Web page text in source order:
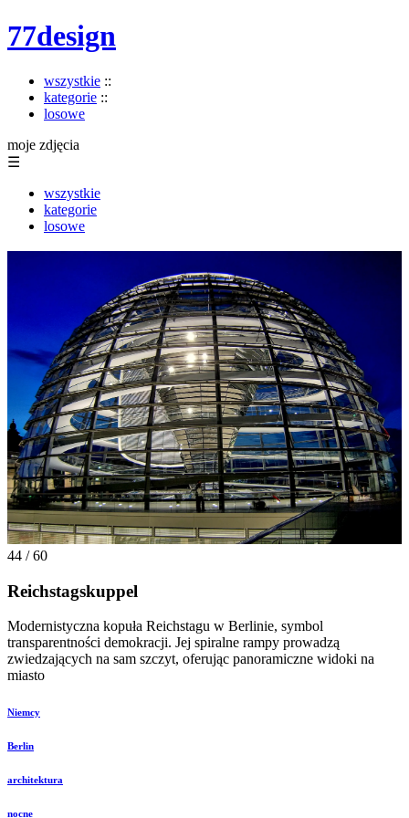
77design
wszystkie ::
kategorie ::
losowe
moje zdjęcia
☰
wszystkie
kategorie
losowe
44 / 60
Reichstagskuppel
Modernistyczna kopuła Reichstagu w Berlinie, symbol
transparentności demokracji. Jej spiralne rampy prowadzą
zwiedzających na sam szczyt, oferując panoramiczne widoki na
miasto
Niemcy
Berlin
architektura
nocne